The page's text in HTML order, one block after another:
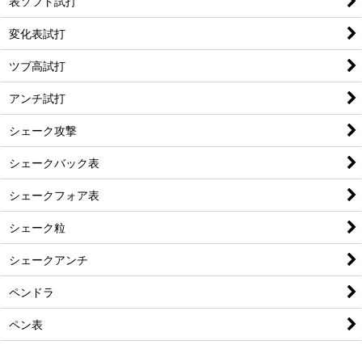
変化表試打
ツブ高試打
アンチ試打
シェーク攻撃
シェークバック表
シェークフォア表
シェーク粒
シェークアンチ
ペンドラ
ペン表